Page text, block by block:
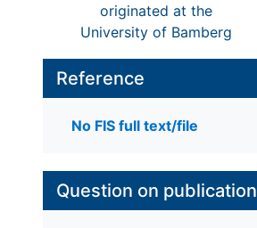
originated at the
University of Bamberg
Reference
No FIS full text/file
Question on publication